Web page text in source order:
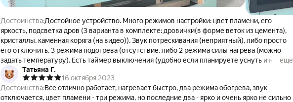
Достоинства:Достойное устройство. Много режимов настройки: цвет пламени, его
яркость, подсветка дров (3 варианта в комплекте: дровички(в форме веток из цемента),
кристаллы, каменная коряга (на видео)). Звук потрескивания (неприятный), либо просто
его отключить. 3 режима подогрева (отсутствие, либо 2 режима силы нагрева (можно
задать температуру). Есть таймер выключения (удобно если планируете уснуть и надо
подогреть помещение перед сном, или как ночник использовать). Небольшая глубина,
можно встроить в нишу, тумбочку, либо просто повесить на стену.
Недостатки:Неприятное потрескивания, нельзя настроить громкость. Высокая цена.
ещё
Татьяна Г.
16 октября 2023
Достоинства:Все отлично работает, нагревает быстро, два режима обогрева, звук
отключается, цвет пламени - три режима, но последние два - ярко и очень ярко не сильно